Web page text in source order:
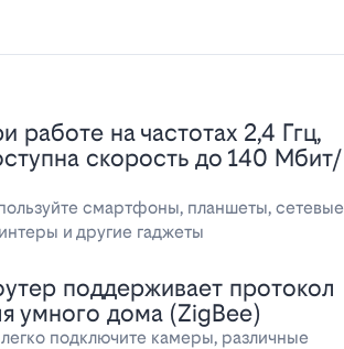
работе на частотах 2,4 Ггц,
скорость до 140 Мбит/
смартфоны, планшеты, сетевые
и другие гаджеты
поддерживает протокол
умного дома (ZigBee)
подключите камеры, различные